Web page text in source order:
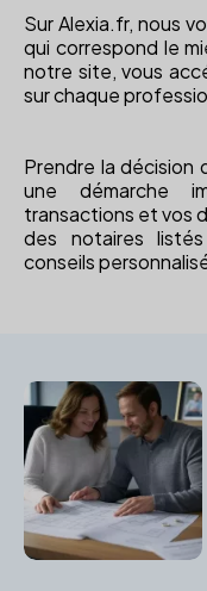
Sur Alexia.fr, nous
qui correspond le
notre site, vous
sur chaque
Prendre la décision
une démarche
transactions et vos
des notaires
conseils